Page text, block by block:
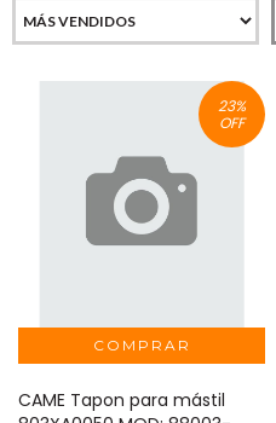
23%
OFF
CAME Tapon para mástil